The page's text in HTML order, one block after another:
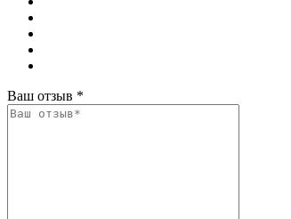
Ваш отзыв *